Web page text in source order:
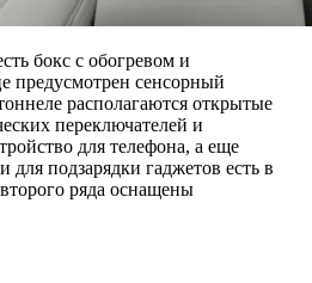
бокс с обогревом и
предусмотрен сенсорный
располагаются открытые
переключателей и
для телефона, а еще
подзарядки гаджетов есть в
ряда оснащены